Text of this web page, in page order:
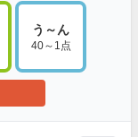
う～ん
40～1点